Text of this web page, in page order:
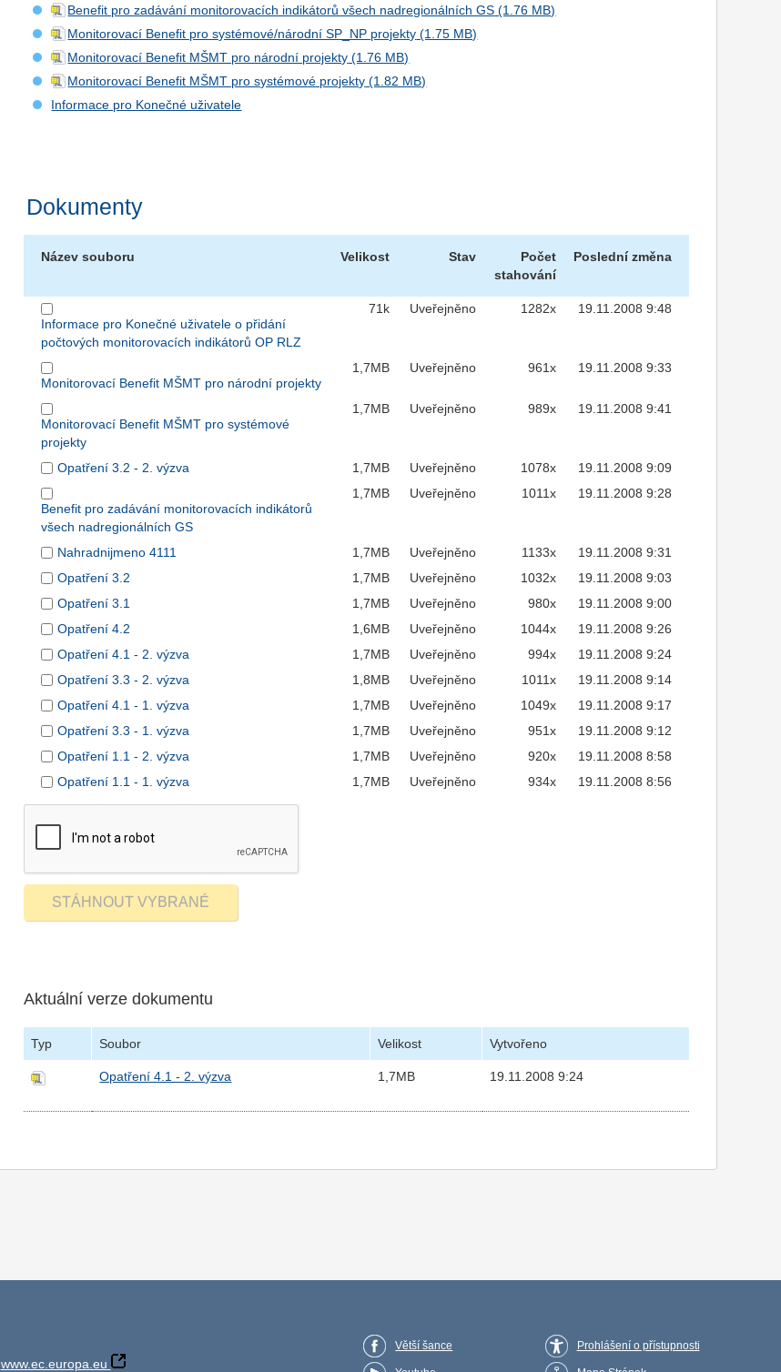
Benefit pro zadávání monitorovacích indikátorů všech nadregionálních GS
Monitorovací Benefit pro systémové/národní SP_NP projekty
Monitorovací Benefit MŠMT pro národní projekty
Monitorovací Benefit MŠMT pro systémové projekty
Informace pro Konečné uživatele
Dokumenty
Název souboru Velikost Stav
Počet
stahování
Poslední změna
Informace pro Konečné uživatele o přidání
počtových monitorovacích indikátorů OP RLZ
71k Uveřejněno 1282x 19.11.2008 9:48
Monitorovací Benefit MŠMT pro národní projekty
1,7MB Uveřejněno 961x 19.11.2008 9:33
Monitorovací Benefit MŠMT pro systémové
projekty
1,7MB Uveřejněno 989x 19.11.2008 9:41
Opatření 3.2 - 2. výzva 1,7MB Uveřejněno 1078x 19.11.2008 9:09
Benefit pro zadávání monitorovacích indikátorů
všech nadregionálních GS
1,7MB Uveřejněno 1011x 19.11.2008 9:28
Nahradnijmeno 4111 1,7MB Uveřejněno 1133x
19.11.2008 9:31
Opatření 3.2
1,7MB Uveřejněno 1032x
19.11.2008 9:03
Opatření 3.1
1,7MB Uveřejněno 980x
19.11.2008 9:00
Opatření 4.2
1,6MB Uveřejněno 1044x
19.11.2008 9:26
Opatření 4.1 - 2. výzva
1,7MB Uveřejněno 994x
19.11.2008 9:24
Opatření 3.3 - 2. výzva
1,8MB Uveřejněno 1011x
19.11.2008 9:14
Opatření 4.1 - 1. výzva
1,7MB Uveřejněno 1049x
19.11.2008 9:17
Opatření 3.3 - 1. výzva
1,7MB Uveřejněno 951x
19.11.2008 9:12
Opatření 1.1 - 2. výzva
1,7MB Uveřejněno 920x
19.11.2008 8:58
Opatření 1.1 - 1. výzva
1,7MB Uveřejněno 934x 19.11.2008 8:56
Aktuální verze dokumentu
Typ Soubor Velikost Vytvořeno
Opatření 4.1 - 2. výzva 1,7MB 19.11.2008 9:24
www.ec.europa.eu
Větší šance Prohlášení o přístupnosti